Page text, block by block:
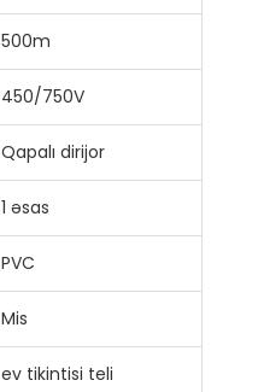
500m
450/750V
Qapalı dirijor
1 əsas
PVC
Mis
ev tikintisi teli